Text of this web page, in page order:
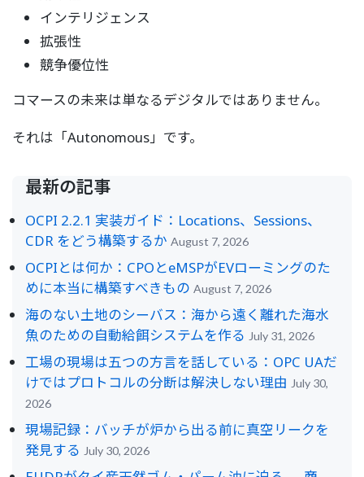
インテリジェンス
拡張性
競争優位性
コマースの未来は単なるデジタルではありません。
それは「Autonomous」です。
最新の記事
OCPI 2.2.1 実装ガイド：Locations、Sessions、
CDR をどう構築するか August 7, 2026
OCPIとは何か：CPOとeMSPがEVローミングのた
めに本当に構築すべきもの August 7, 2026
海のない土地のシーバス：海から遠く離れた海水
魚のための自動給餌システムを作る July 31, 2026
工場の現場は五つの方言を話している：OPC UAだ
けではプロトコルの分断は解決しない理由 July 30,
2026
現場記録：バッチが炉から出る前に真空リークを
発見する July 30, 2026